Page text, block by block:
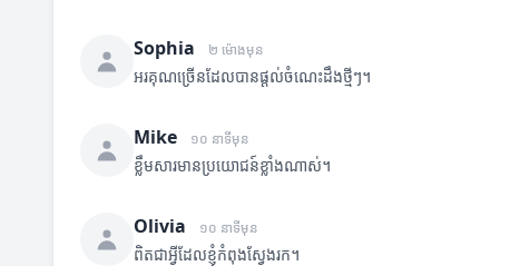
Sophia ២ ម៉ោងមុន
អរគុណច្រើនដែលបានផ្តល់ចំណេះដឹងថ្មីៗ។
Mike ១០ នាទីមុន
ខ្លឹមសារមានប្រយោជន៍ខ្លាំងណាស់។
Olivia ១០ នាទីមុន
ពិតជាអ្វីដែលខ្ញុំកំពុងស្វែងរក។